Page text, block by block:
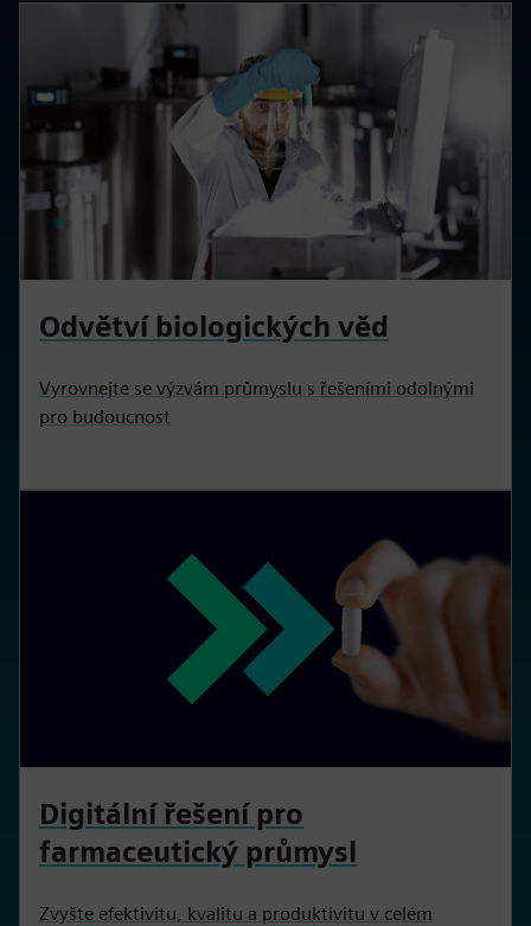
Odvětví biologických věd
Vyrovnejte se výzvám průmyslu s řešeními odolnými
pro budoucnost
Digitální řešení pro
farmaceutický průmysl
Zvyšte efektivitu, kvalitu a produktivitu v celém